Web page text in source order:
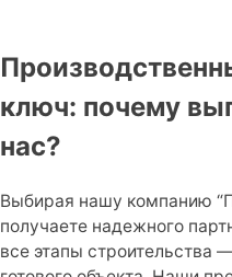
ключ: почему
нас?
Выбирая нашу компанию
получаете надежного
все этапы строительства